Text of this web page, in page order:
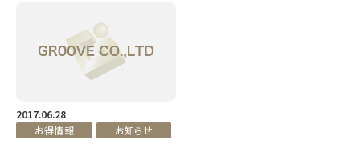
2017.06.28
お得情報
お知らせ